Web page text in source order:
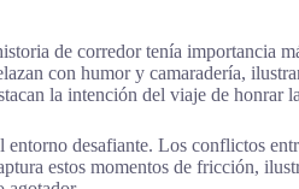
de corredor tenía importancia
con humor y camaradería,
la intención del viaje de honrar
desafiante. Los conflictos
estos momentos de fricción,